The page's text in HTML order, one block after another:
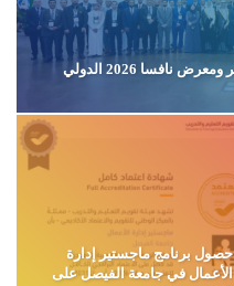
جامعة الفيصل تختتم مشاركتها في مؤتمر ومعرض نافسا 2026 الدولي
حصول برنامج ماجستير إدارة
الأعمال في جامعة الفيصل على